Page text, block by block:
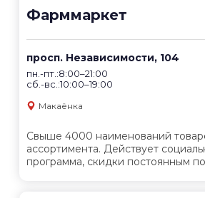
Фарммаркет
просп. Независимости, 104
пн.-пт.:8:00–21:00
сб.-вс.:10:00–19:00
Макаёнка
Свыше 4000 наименований
ассортимента. Действует
программа, скидки постоянным